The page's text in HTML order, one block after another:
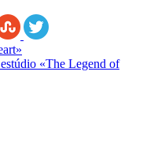
«The Legend of